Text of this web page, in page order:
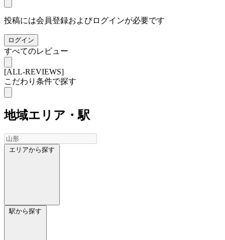
投稿には会員登録およびログインが必要です
ログイン
すべてのレビュー
[ALL-REVIEWS]
こだわり条件で探す
地域エリア・駅
エリアから探す
駅から探す